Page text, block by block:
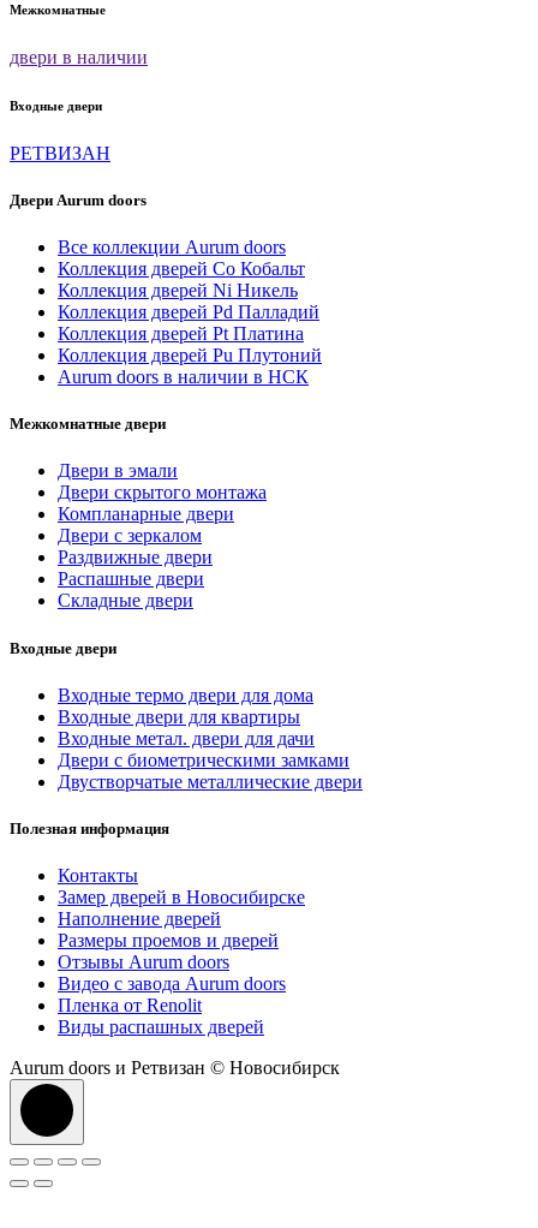
Межкомнатные
двери в наличии
Входные двери
РЕТВИЗАН
Двери Aurum doors
Все коллекции Aurum doors
Коллекция дверей Co Кобальт
Коллекция дверей Ni Никель
Коллекция дверей Pd Палладий
Коллекция дверей Pt Платина
Коллекция дверей Pu Плутоний
Aurum doors в наличии в НСК
Межкомнатные двери
Двери в эмали
Двери скрытого монтажа
Компланарные двери
Двери с зеркалом
Раздвижные двери
Распашные двери
Складные двери
Входные двери
Входные термо двери для дома
Входные двери для квартиры
Входные метал. двери для дачи
Двери с биометрическими замками
Двустворчатые металлические двери
Полезная информация
Контакты
Замер дверей в Новосибирске
Наполнение дверей
Размеры проемов и дверей
Отзывы Aurum doors
Видео с завода Aurum doors
Пленка от Renolit
Виды распашных дверей
Aurum doors и Ретвизан © Новосибирск